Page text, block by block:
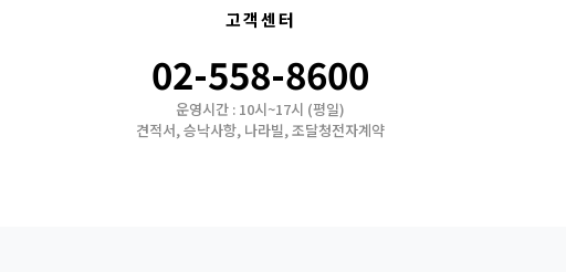
고객센터
02-558-8600
운영시간 : 10시~17시 (평일)
견적서, 승낙사항, 나라빌, 조달청전자계약